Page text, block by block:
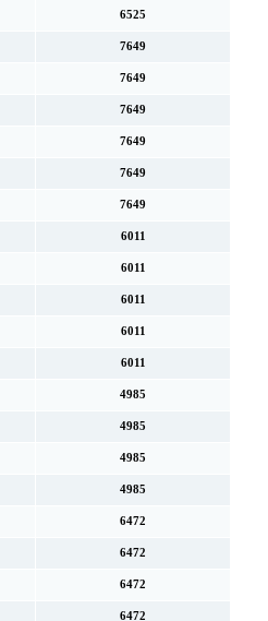
6525
7649
7649
7649
7649
7649
7649
6011
6011
6011
6011
6011
4985
4985
4985
4985
6472
6472
6472
6472